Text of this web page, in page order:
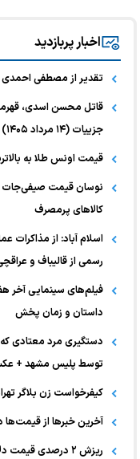
اخبار پربازدید
تقدیر از مصطفی احمدی
قاتل محسن اسدی،
جزییات (۱۴ مرداد ۱۴۰۵)
قیمت اونس طلا به بالاترین حد
نوسان قیمت صیفی‌جات
کالا‌های پرمصرف
اسلام آباد: از مذاکرات
رسمی از قالیباف و
داستان و زمان پخش
دستگیری مرد معتادی
توسط پلیس مشهد +
کیفرخواست زن بلاگر
آخرین خبر‌ها از قیمت‌ها
ریزش ۲ درصدی قیمت دلار در بازار آزاد مشهد+ علت